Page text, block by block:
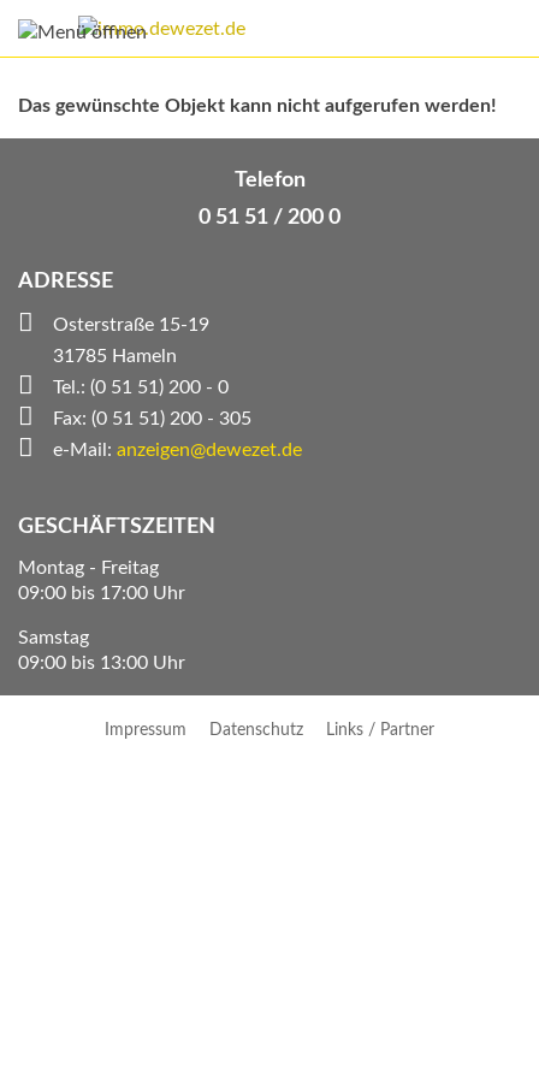
Das gewünschte Objekt kann nicht aufgerufen werden!
Telefon
0 51 51 / 200 0
ADRESSE
Osterstraße 15-19
31785 Hameln
Tel.: (0 51 51) 200 - 0
Fax: (0 51 51) 200 - 305
e-Mail: anzeigen@dewezet.de
GESCHÄFTSZEITEN
Montag - Freitag
09:00 bis 17:00 Uhr
Samstag
09:00 bis 13:00 Uhr
Impressum Datenschutz Links / Partner